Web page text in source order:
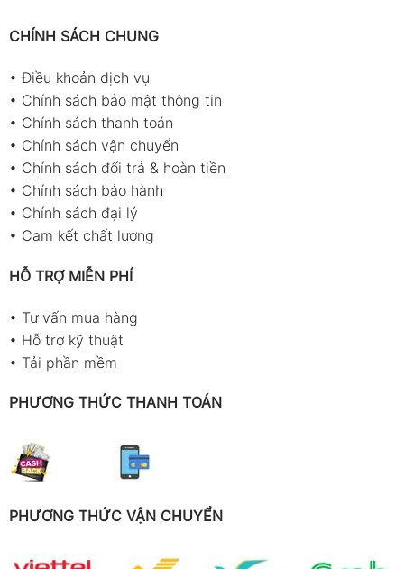
CHÍNH SÁCH CHUNG
•Điều khoản dịch vụ
• Chính sách bảo mật thông tin
• Chính sách thanh toán
• Chính sách vận chuyển
• Chính sách đổi trả & hoàn tiền
• Chính sách bảo hành
• Chính sách đại lý
• Cam kết chất lượng
HỖ TRỢ MIỄN PHÍ
• Tư vấn mua hàng
• Hỗ trợ kỹ thuật
• Tải phần mềm
PHƯƠNG THỨC THANH TOÁN
PHƯƠNG THỨC VẬN CHUYỂN